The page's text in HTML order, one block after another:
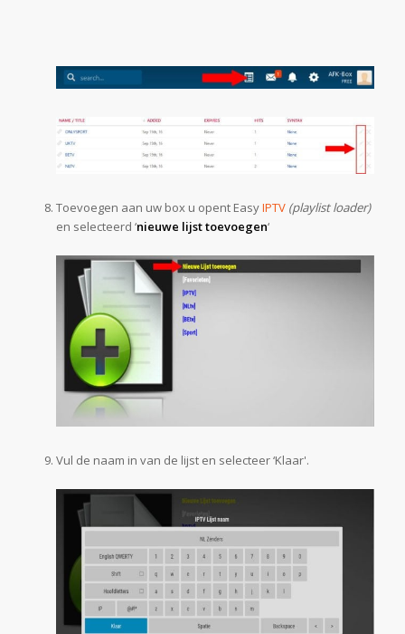
Toevoegen aan uw box u opent EasyIPTV (playlist loader)
en selecteerd ‘nieuwe lijst toevoegen‘
Vul de naam in van de lijst en selecteer ‘Klaar'.